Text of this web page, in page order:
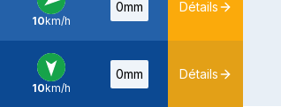
O -
10km/h
0mm Détails
N -
10km/h
0mm Détails